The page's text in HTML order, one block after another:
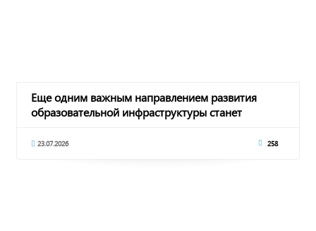
Еще одним важным направлением развития
образовательной инфраструктуры станет
23.07.2026 258